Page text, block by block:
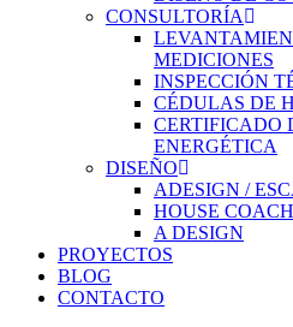
CONSULTORÍA
MEDICIONES
INSPECCIÓN
CÉDULAS DE
CERTIFICADO
ENERGÉTICA
DISEÑO
ADESIGN /
HOUSE
A DESIGN
PROYECTOS
BLOG
CONTACTO